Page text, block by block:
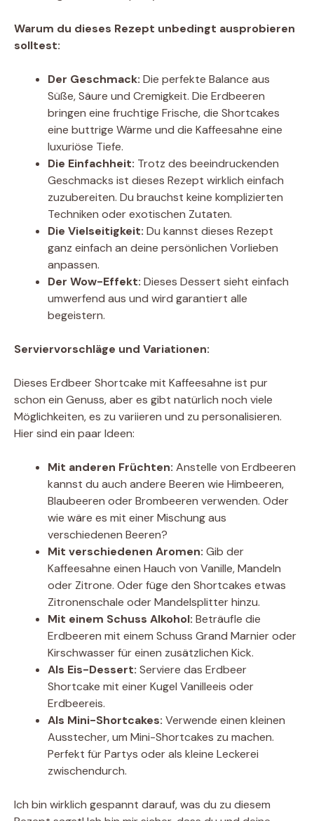
Warum du dieses Rezept unbedingt ausprobieren
solltest:
Der Geschmack: Die perfekte Balance aus
Süße, Säure und Cremigkeit. Die Erdbeeren
bringen eine fruchtige Frische, die Shortcakes
eine buttrige Wärme und die Kaffeesahne eine
luxuriöse Tiefe.
Die Einfachheit: Trotz des beeindruckenden
Geschmacks ist dieses Rezept wirklich einfach
zuzubereiten. Du brauchst keine komplizierten
Techniken oder exotischen Zutaten.
Die Vielseitigkeit: Du kannst dieses Rezept
ganz einfach an deine persönlichen Vorlieben
anpassen.
Der Wow-Effekt: Dieses Dessert sieht einfach
umwerfend aus und wird garantiert alle
begeistern.
Serviervorschläge und Variationen:
Dieses Erdbeer Shortcake mit Kaffeesahne ist pur
schon ein Genuss, aber es gibt natürlich noch viele
Möglichkeiten, es zu variieren und zu personalisieren.
Hier sind ein paar Ideen:
Mit anderen Früchten: Anstelle von Erdbeeren
kannst du auch andere Beeren wie Himbeeren,
Blaubeeren oder Brombeeren verwenden. Oder
wie wäre es mit einer Mischung aus
verschiedenen Beeren?
Mit verschiedenen Aromen: Gib der
Kaffeesahne einen Hauch von Vanille, Mandeln
oder Zitrone. Oder füge den Shortcakes etwas
Zitronenschale oder Mandelsplitter hinzu.
Mit einem Schuss Alkohol: Beträufle die
Erdbeeren mit einem Schuss Grand Marnier oder
Kirschwasser für einen zusätzlichen Kick.
Als Eis-Dessert: Serviere das Erdbeer
Shortcake mit einer Kugel Vanilleeis oder
Erdbeereis.
Als Mini-Shortcakes: Verwende einen kleinen
Ausstecher, um Mini-Shortcakes zu machen.
Perfekt für Partys oder als kleine Leckerei
zwischendurch.
Ich bin wirklich gespannt darauf, was du zu diesem